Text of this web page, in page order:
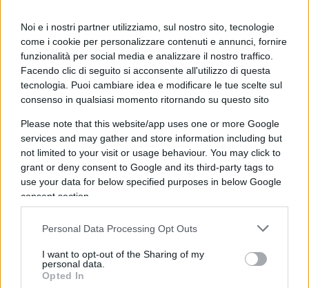
Noi e i nostri partner utilizziamo, sul nostro sito, tecnologie
come i cookie per personalizzare contenuti e annunci, fornire
funzionalità per social media e analizzare il nostro traffico.
Facendo clic di seguito si acconsente all'utilizzo di questa
tecnologia. Puoi cambiare idea e modificare le tue scelte sul
consenso in qualsiasi momento ritornando su questo sito
Please note that this website/app uses one or more Google
services and may gather and store information including but
not limited to your visit or usage behaviour. You may click to
grant or deny consent to Google and its third-party tags to
use your data for below specified purposes in below Google
consent section.
Personal Data Processing Opt Outs
I want to opt-out of the Sharing of my
personal data.
Opted In
VERITÀ N. 6
Zelensky non è un dittatore. Da outsider
politico, Zelensky ha vinto le elezioni presidenziali
del 2019, che sono state relativamente libere e
giuste. Ha un indice di gradimento del 57%,non il
4% che Trump ha dichiarato.
A differenza della Russia, l’Ucraina ha un vivace
sistema di media indipendente che chiede conto
al governo, nonostante le affermazioni contrarie
Molti ucraini criticano liberamente la condotta del